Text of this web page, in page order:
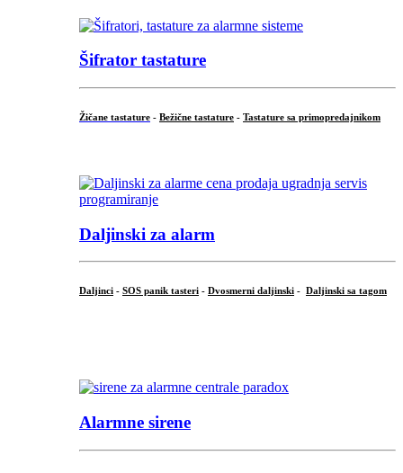
Šifrator tastature
Žičane tastature - Bežične tastature - Tastature sa primopredajnikom
Daljinski za alarm
Daljinci - SOS panik tasteri - Dvosmerni daljinski - Daljinski sa tagom
Alarmne sirene